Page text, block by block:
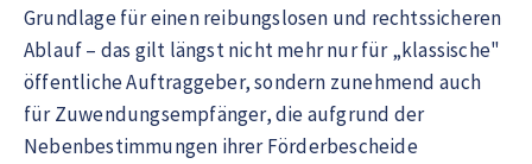
Grundlage für einen reibungslosen und rechtssicheren
Ablauf – das gilt längst nicht mehr nur für „klassische"
öffentliche Auftraggeber, sondern zunehmend auch
für Zuwendungsempfänger, die aufgrund der
Nebenbestimmungen ihrer Förderbescheide